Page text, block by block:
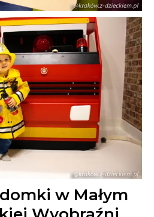
w Małym